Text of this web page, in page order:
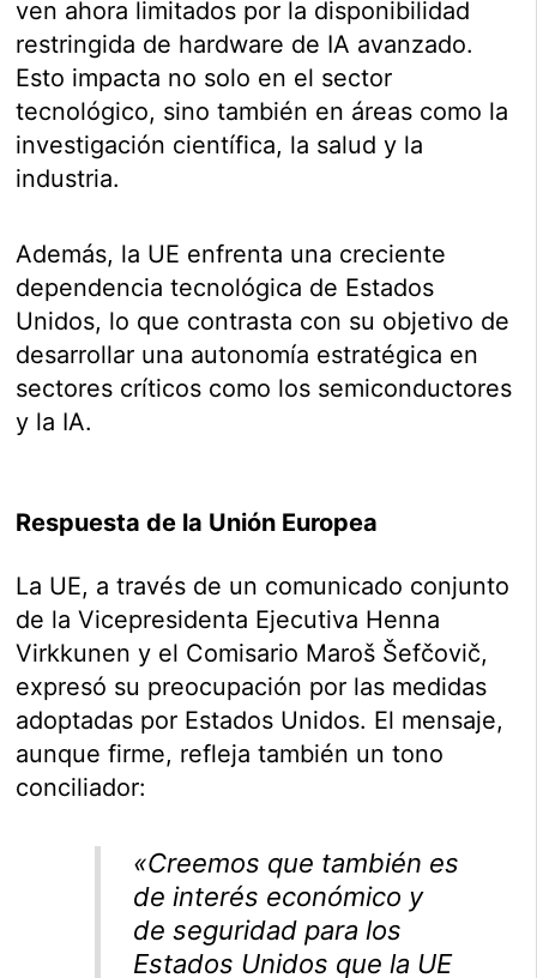
ven ahora limitados por la disponibilidad
restringida de hardware de IA avanzado.
Esto impacta no solo en el sector
tecnológico, sino también en áreas como la
investigación científica, la salud y la
industria.
Además, la UE enfrenta una creciente
dependencia tecnológica de Estados
Unidos, lo que contrasta con su objetivo de
desarrollar una autonomía estratégica en
sectores críticos como los semiconductores
y la IA.
Respuesta de la Unión Europea
La UE, a través de un comunicado conjunto
de la Vicepresidenta Ejecutiva Henna
Virkkunen y el Comisario Maroš Šefčovič,
expresó su preocupación por las medidas
adoptadas por Estados Unidos. El mensaje,
aunque firme, refleja también un tono
conciliador:
«Creemos que también es
de interés económico y
de seguridad para los
Estados Unidos que la UE